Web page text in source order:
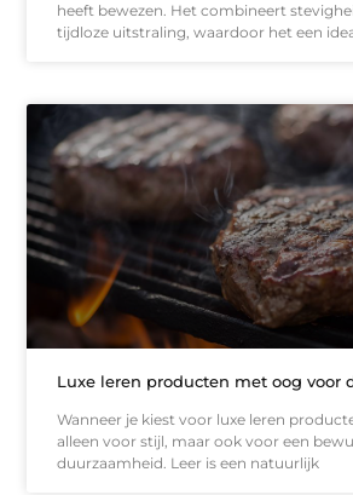
heeft bewezen. Het combineert
tijdloze uitstraling, waardoor het een
Luxe leren producten met oog voor
Wanneer je kiest voor luxe leren
alleen voor stijl, maar ook voor een
duurzaamheid. Leer is een natuurlijk